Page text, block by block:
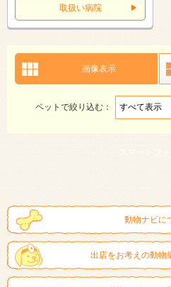
取扱い病院
画像表示
ペットで絞り込む：
スマートフ
動物ナビに
出店をお考えの動物